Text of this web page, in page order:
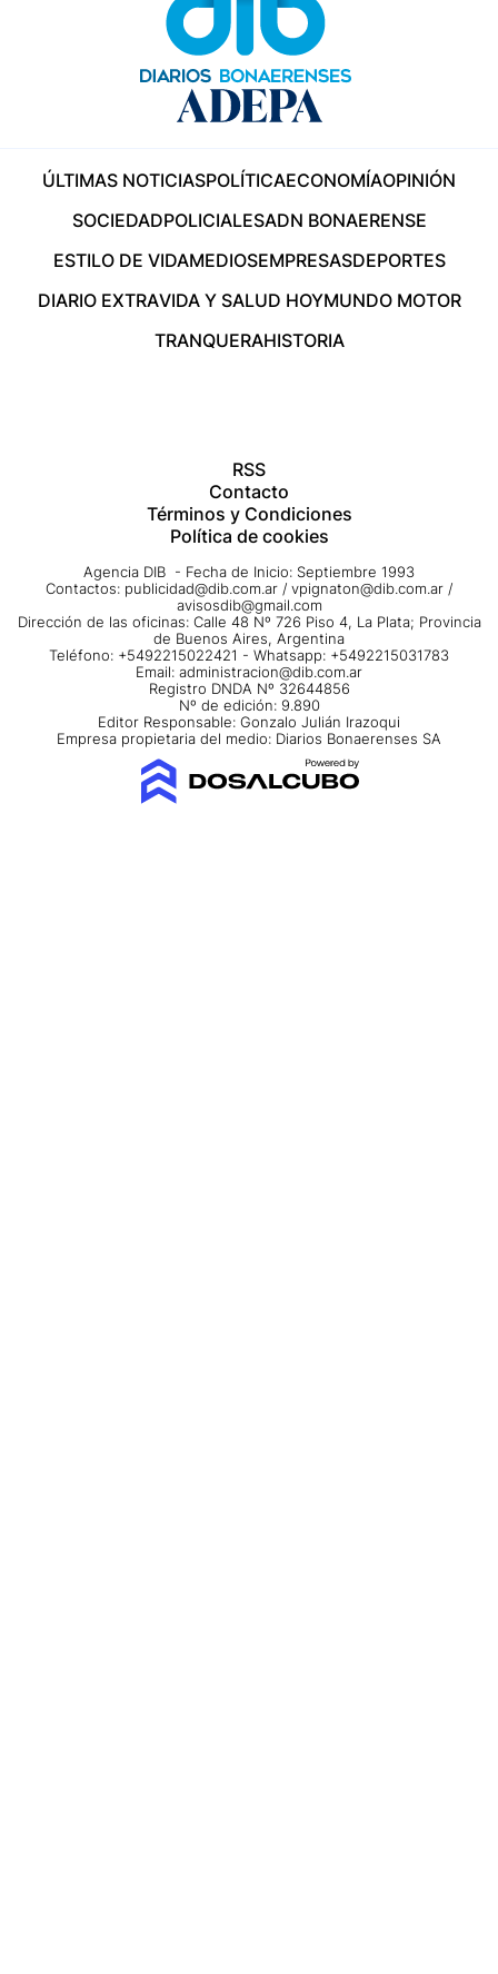
ÚLTIMAS NOTICIASPOLÍTICAECONOMÍAOPINIÓN
SOCIEDADPOLICIALESADN BONAERENSE
ESTILO DE VIDAMEDIOSEMPRESASDEPORTES
DIARIO EXTRAVIDA Y SALUD HOYMUNDO MOTOR
TRANQUERAHISTORIA
RSS
Contacto
Términos y Condiciones
Política de cookies
Agencia DIB - Fecha de Inicio: Septiembre 1993
Contactos: publicidad@dib.com.ar / vpignaton@dib.com.ar /
avisosdib@gmail.com
Dirección de las oficinas: Calle 48 Nº 726 Piso 4, La Plata; Provincia
de Buenos Aires, Argentina
Teléfono: +5492215022421 - Whatsapp: +5492215031783
Email: administracion@dib.com.ar
Registro DNDA Nº 32644856
Nº de edición: 9.890
Editor Responsable: Gonzalo Julián Irazoqui
Empresa propietaria del medio: Diarios Bonaerenses SA